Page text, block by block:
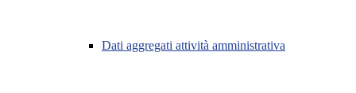
Dati aggregati attività amministrativa